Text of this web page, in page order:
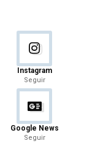
Instagram
Seguir
Google News
Seguir